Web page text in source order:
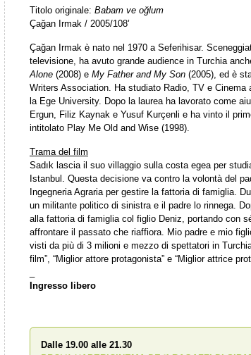
Titolo originale: Babam ve oğlum
Çağan Irmak / 2005/108’
Çağan Irmak è nato nel 1970 a Seferihisar.
televisione, ha avuto grande audience in Turchia
Alone (2008) e My Father and My Son (2005), ed è
Writers Association. Ha studiato Radio, TV e
la Ege University. Dopo la laurea ha lavorato come
Ergun, Filiz Kaynak e Yusuf Kurçenli e ha vinto il
intitolato Play Me Old and Wise (1998).
Trama del film
Sadık lascia il suo villaggio sulla costa egea per
Istanbul. Questa decisione va contro la volontà del
Ingegneria Agraria per gestire la fattoria di famiglia.
un militante politico di sinistra e il padre lo rinnega.
alla fattoria di famiglia col figlio Deniz, portando con
affrontare il passato che riaffiora. Mio padre e mio
visti da più di 3 milioni e mezzo di spettatori in
film”, “Miglior attore protagonista” e “Miglior attrice
Ingresso libero
Dalle 19.00 alle 21.30